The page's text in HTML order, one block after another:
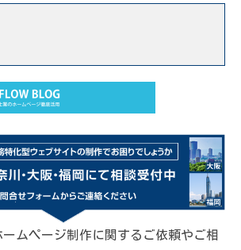
ムページ制作に関するご依頼やご相